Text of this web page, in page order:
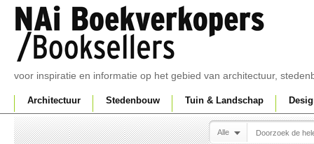
voor inspiratie en informatie op het gebied van architectuur,
Architectuur Stedenbouw Tuin & Landschap
Alle